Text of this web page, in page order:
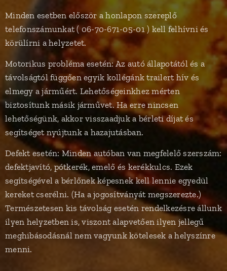
Minden esetben először a honlapon szereplő
telefonszámunkat ( 06-70-671-05-01 ) kell felhívni és
körülírni a helyzetet.
Motorikus probléma esetén: Az autó állapotától és a
távolságtól függően egyik kollégánk trailert hív és
elmegy a járműért. Lehetőségeinkhez mérten
biztosítunk másik járművet. Ha erre nincsen
lehetőségünk, akkor visszaadjuk a bérleti díjat és
segítséget nyújtunk a hazajutásban.
Defekt esetén: Minden autóban van megfelelő szerszám:
defektjavító, pótkerék, emelő és kerékkulcs. Ezek
segítségével a bérlőnek képesnek kell lennie egyedül
kereket cserélni. (Ha a jogosítványát megszerezte.)
Természetesen kis távolság esetén rendelkezésre állunk
ilyen helyzetben is, viszont alapvetően ilyen jellegű
meghibásodásnál nem vagyunk kötelesek a helyszínre
menni.